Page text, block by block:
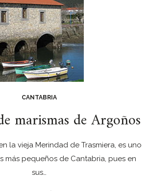
CANTABRIA
marismas de Argoños
la vieja Merindad de Trasmiera, es uno
más pequeños de Cantabria, pues en
sus…